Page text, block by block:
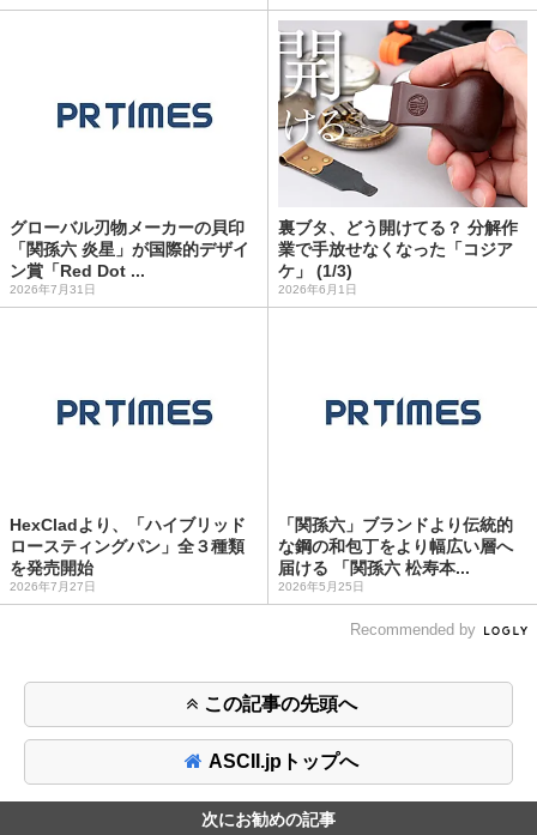
グローバル刃物メーカーの貝印
「関孫六 炎星」が国際的デザイ
ン賞「Red Dot ...
2026年7月31日
裏ブタ、どう開けてる？ 分解作
業で手放せなくなった「コジア
ケ」 (1/3)
2026年6月1日
HexCladより、「ハイブリッド
ロースティングパン」全３種類
を発売開始
2026年7月27日
「関孫六」ブランドより伝統的
な鋼の和包丁をより幅広い層へ
届ける 「関孫六 松寿本...
2026年5月25日
Recommended by
この記事の先頭へ
ASCII.jpトップへ
次にお勧めの記事